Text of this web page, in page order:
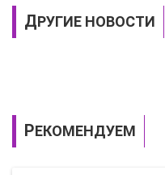
ДРУГИЕ НОВОСТИ
РЕКОМЕНДУЕМ